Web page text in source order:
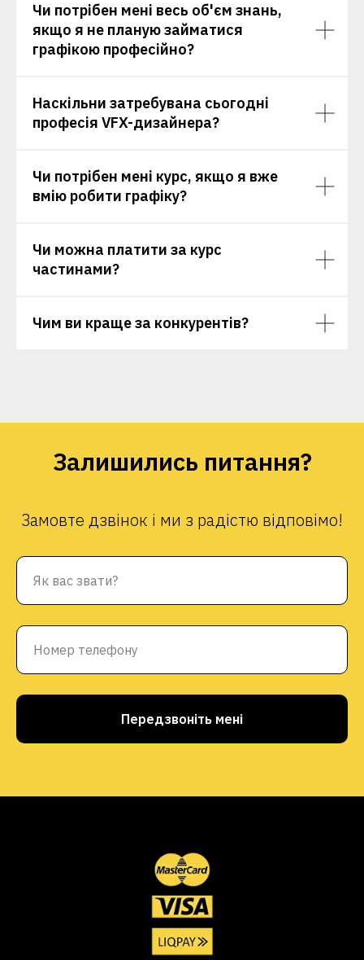
Чи потрібен мені весь об'єм знань,
якщо я не планую займатися
графікою професійно?
Наскільни затребувана сьогодні
професія VFX-дизайнера?
Чи потрібен мені курс, якщо я вже
вмію робити графіку?
Чи можна платити за курс
частинами?
Чим ви краще за конкурентів?
Залишились питання?
Замовте дзвінок і ми з радістю відповімо!
Передзвоніть мені